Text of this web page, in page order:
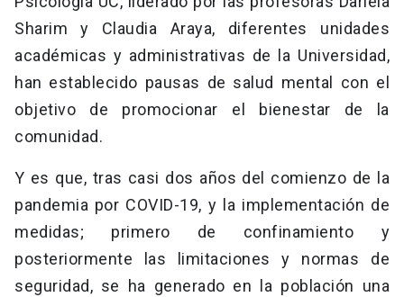
Sharim y Claudia Araya, diferentes unidades
académicas y administrativas de la Universidad,
han establecido pausas de salud mental con el
objetivo de promocionar el bienestar de la
comunidad.
Y es que, tras casi dos años del comienzo de la
pandemia por COVID-19, y la implementación de
medidas; primero de confinamiento y
posteriormente las limitaciones y normas de
seguridad, se ha generado en la población una